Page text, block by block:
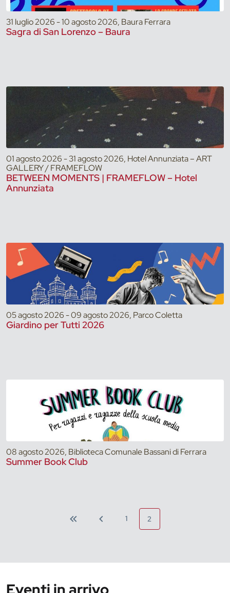
31 luglio 2026 - 10 agosto 2026, Baura Ferrara
Sagra di San Lorenzo – Baura
01 agosto 2026 - 31 agosto 2026, Hotel Annunziata – ART
GALLERY / FRAMEFLOW
BETWEEN MOMENTS | FRAMEFLOW – Hotel
Annunziata
05 agosto 2026 - 09 agosto 2026, Parco Coletta
Giardino per Tutti 2026
08 agosto 2026, Biblioteca Comunale Bassani di Ferrara
Summer Book Club
1 2